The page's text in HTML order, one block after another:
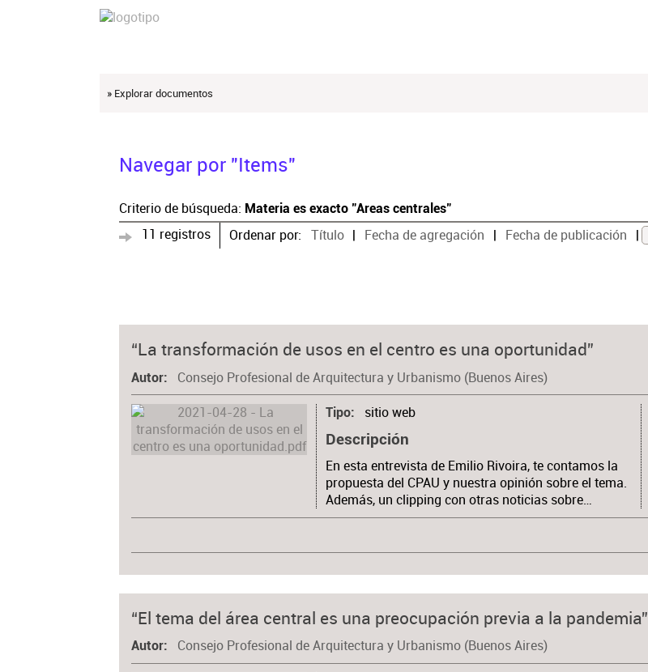
» Explorar documentos
Navegar por "Items"
Criterio de búsqueda: Materia es exacto "Areas centrales"
11 registros Ordenar por: Título Fecha de agregación Fecha de publicación
“La transformación de usos en el centro es una oportunidad”
Autor Consejo Profesional de Arquitectura y Urbanismo (Buenos Aires)
Tipo sitio web
Descripción
En esta entrevista de Emilio Rivoira, te contamos la
propuesta del CPAU y nuestra opinión sobre el tema.
Además, un clipping con otras noticias sobre…
“El tema del área central es una preocupación previa a la pandemia”
Autor Consejo Profesional de Arquitectura y Urbanismo (Buenos Aires)